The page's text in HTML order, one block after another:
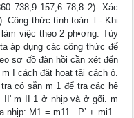
738,9 157,6 78,8 2)- Xác
Công thức tính toán. l - Khi
việc theo 2 ph•ơng. Tùy
áp dụng các công thức để
sơ đồ đàn hồi cần xét đến
I cách đặt hoạt tải cách ô.
có sẵn m 1 để tra các hệ
II' m II 1 ở nhịp và ở gối. m
nhịp: M1 = m11 . P’ + mi1 .